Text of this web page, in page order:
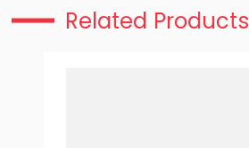
Related Products